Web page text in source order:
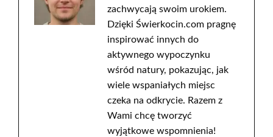
zachwycają swoim urokiem.
Dzięki Świerkocin.com pragnę
inspirować innych do
aktywnego wypoczynku
wśród natury, pokazując, jak
wiele wspaniałych miejsc
czeka na odkrycie. Razem z
Wami chcę tworzyć
wyjątkowe wspomnienia!